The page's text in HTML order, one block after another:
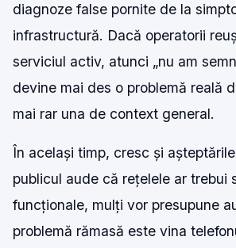
diagnoze false pornite de la
infrastructură. Dacă operatorii
serviciul activ, atunci „nu am
devine mai des o problemă reală
mai rar una de context general.
În același timp, cresc și
publicul aude că rețelele ar trebui
funcționale, mulți vor presupune
problemă rămasă este vina